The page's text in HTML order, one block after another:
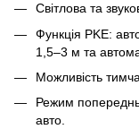
Світлова та
Функція PKE:
1,5–3 м та
Можливість
Режим
авто.